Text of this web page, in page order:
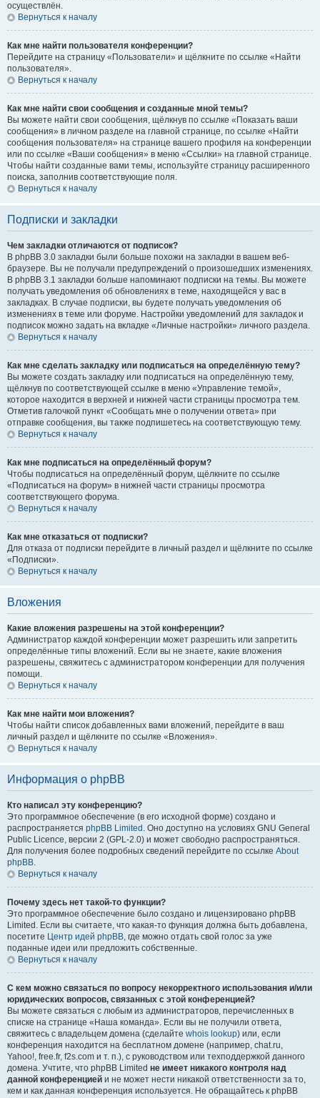
осуществлён.
Вернуться к началу
Как мне найти пользователя конференции?
Перейдите на страницу «Пользователи» и щёлкните по ссылке «Найти
пользователя».
Вернуться к началу
Как мне найти свои сообщения и созданные мной темы?
Вы можете найти свои сообщения, щёлкнув по ссылке «Показать ваши
сообщения» в личном разделе на главной странице, по ссылке «Найти
сообщения пользователя» на странице вашего профиля на конференции
или по ссылке «Ваши сообщения» в меню «Ссылки» на главной странице.
Чтобы найти созданные вами темы, используйте страницу расширенного
поиска, заполнив соответствующие поля.
Вернуться к началу
Подписки и закладки
Чем закладки отличаются от подписок?
В phpBB 3.0 закладки были больше похожи на закладки в вашем веб-
браузере. Вы не получали предупреждений о произошедших изменениях.
В phpBB 3.1 закладки больше напоминают подписки на темы. Вы можете
получать уведомления об обновлениях в теме, находящейся у вас в
закладках. В случае подписки, вы будете получать уведомления об
изменениях в теме или форуме. Настройки уведомлений для закладок и
подписок можно задать на вкладке «Личные настройки» личного раздела.
Вернуться к началу
Как мне сделать закладку или подписаться на определённую тему?
Вы можете создать закладку или подписаться на определённую тему,
щёлкнув по соответствующей ссылке в меню «Управление темой»,
которое находится в верхней и нижней части страницы просмотра тем.
Отметив галочкой пункт «Сообщать мне о получении ответа» при
отправке сообщения, вы также подпишетесь на соответствующую тему.
Вернуться к началу
Как мне подписаться на определённый форум?
Чтобы подписаться на определённый форум, щёлкните по ссылке
«Подписаться на форум» в нижней части страницы просмотра
соответствующего форума.
Вернуться к началу
Как мне отказаться от подписки?
Для отказа от подписки перейдите в личный раздел и щёлкните по ссылке
«Подписки».
Вернуться к началу
Вложения
Какие вложения разрешены на этой конференции?
Администратор каждой конференции может разрешить или запретить
определённые типы вложений. Если вы не знаете, какие вложения
разрешены, свяжитесь с администратором конференции для получения
помощи.
Вернуться к началу
Как мне найти мои вложения?
Чтобы найти список добавленных вами вложений, перейдите в ваш
личный раздел и щёлкните по ссылке «Вложения».
Вернуться к началу
Информация о phpBB
Кто написал эту конференцию?
Это программное обеспечение (в его исходной форме) создано и
распространяется phpBB Limited . Оно доступно на условиях GNU General
Public Licence, версии 2 (GPL-2.0) и может свободно распространяться.
Для получения более подробных сведений перейдите по ссылке About
phpBB.
Вернуться к началу
Почему здесь нет такой-то функции?
Это программное обеспечение было создано и лицензировано phpBB
Limited. Если вы считаете, что какая-то функция должна быть добавлена,
посетите Центр идей phpBB, где можно отдать свой голос за уже
поданные идеи или предложить собственные.
Вернуться к началу
С кем можно связаться по вопросу некорректного использования и/или
юридических вопросов, связанных с этой конференцией?
Вы можете связаться с любым из администраторов, перечисленных в
списке на странице «Наша команда». Если вы не получили ответа,
свяжитесь с владельцем домена (сделайте whois lookup) или, если
конференция находится на бесплатном домене (например, chat.ru,
Yahoo!, free.fr, f2s.com и т. п.), с руководством или техподдержкой данного
домена. Учтите, что phpBB Limited не имеет никакого контроля над
данной конференцией и не может нести никакой ответственности за то,
кем и как данная конференция используется. Не обращайтесь к phpBB